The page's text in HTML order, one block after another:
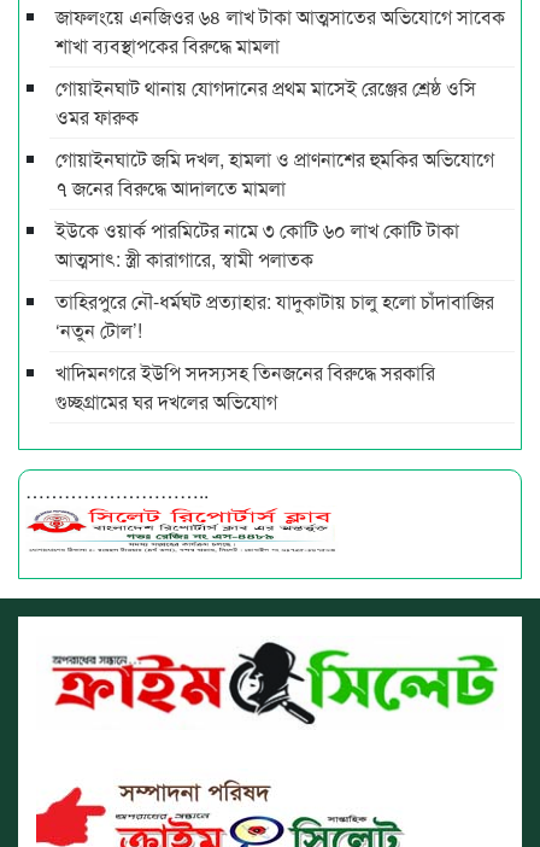
জাফলংয়ে এনজিওর ৬৪ লাখ টাকা আত্মসাতের অভিযোগে সাবেক
শাখা ব্যবস্থাপকের বিরুদ্ধে মামলা
গোয়াইনঘাট থানায় যোগদানের প্রথম মাসেই রেঞ্জের শ্রেষ্ঠ ওসি
ওমর ফারুক
গোয়াইনঘাটে জমি দখল, হামলা ও প্রাণনাশের হুমকির অভিযোগে
৭ জনের বিরুদ্ধে আদালতে মামলা
ইউকে ওয়ার্ক পারমিটের নামে ৩ কোটি ৬০ লাখ কোটি টাকা
আত্মসাৎ: স্ত্রী কারাগারে, স্বামী পলাতক
তাহিরপুরে নৌ-ধর্মঘট প্রত্যাহার: যাদুকাটায় চালু হলো চাঁদাবাজির
‘নতুন টোল’!
খাদিমনগরে ইউপি সদস্যসহ তিনজনের বিরুদ্ধে সরকারি
গুচ্ছগ্রামের ঘর দখলের অভিযোগ
………………………..